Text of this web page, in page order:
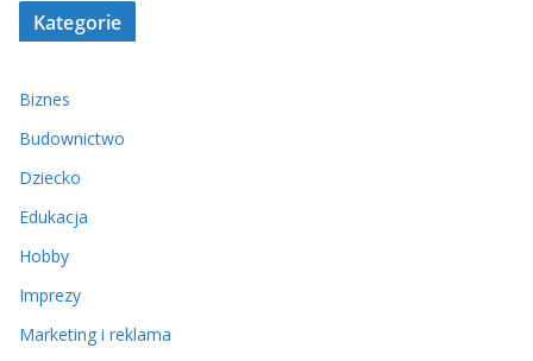
Kategorie
Biznes
Budownictwo
Dziecko
Edukacja
Hobby
Imprezy
Marketing i reklama